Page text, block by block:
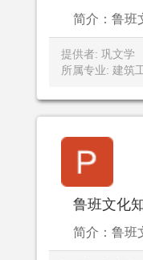
简介：鲁班
提供者: 巩文学
所属专业: 建筑
鲁班文化
简介：鲁班